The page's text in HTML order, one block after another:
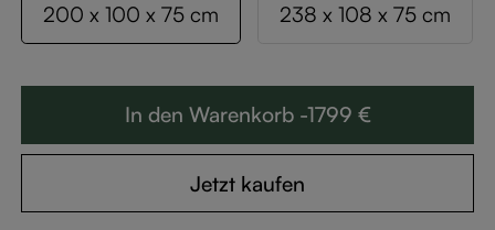
200 x 100 x 75 cm 238 x 108 x 75 cm
In den Warenkorb -1799 €
Jetzt kaufen